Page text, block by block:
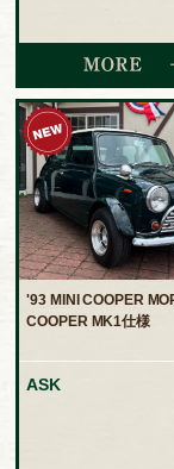
'93 MINI COOPER
COOPER MK1仕様
ASK